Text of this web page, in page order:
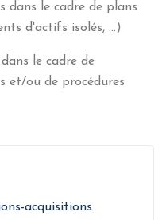
acquisitions
dans le cadre de plans
d'actifs isolés, ...)
le cadre de
et/ou de procédures